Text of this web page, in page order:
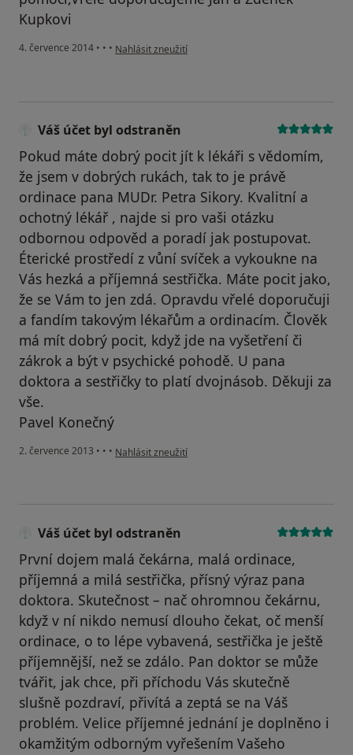
Kupkovi
4. července 2014 • • • podle názoru uživatele Váš účet byl odstraněn
Nahlásit zneužití
Váš účet byl odstraněn
Pokud máte dobrý pocit jít k lékáři s vědomím,
že jsem v dobrých rukách, tak to je právě
ordinace pana MUDr. Petra Sikory. Kvalitní a
ochotný lékář , najde si pro vaši otázku
odbornou odpověd a poradí jak postupovat.
Éterické prostředí z vůní svíček a vykoukne na
Vás hezká a příjemná sestřička. Máte pocit jako,
že se Vám to jen zdá. Opravdu vřelé doporučuji
a fandím takovým lékařům a ordinacím. Člověk
má mít dobrý pocit, když jde na vyšetření či
zákrok a být v psychické pohodě. U pana
doktora a sestřičky to platí dvojnásob. Děkuji za
vše.
Pavel Konečný
2. července 2013 • • • podle názoru uživatele Váš účet byl odstraněn
Nahlásit zneužití
Váš účet byl odstraněn
První dojem malá čekárna, malá ordinace,
příjemná a milá sestřička, přísný výraz pana
doktora. Skutečnost – nač ohromnou čekárnu,
když v ní nikdo nemusí dlouho čekat, oč menší
ordinace, o to lépe vybavená, sestřička je ještě
příjemnější, než se zdálo. Pan doktor se může
tvářit, jak chce, při příchodu Vás skutečně
slušně pozdraví, přivítá a zeptá se na Váš
problém. Velice příjemné jednání je doplněno i
okamžitým odborným vyřešením Vašeho